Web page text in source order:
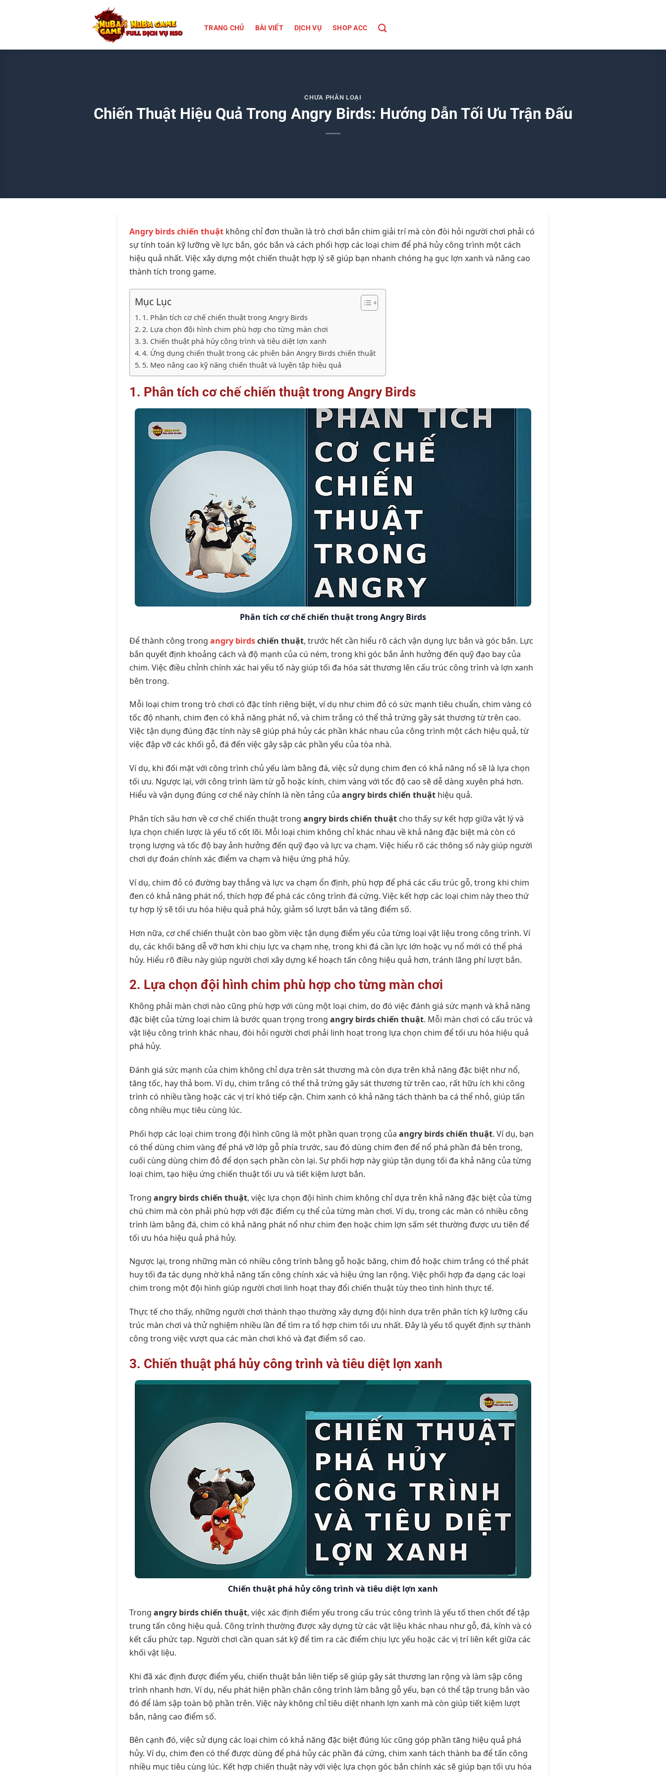
TRANG CHỦ BÀI VIẾT DỊCH VỤ SHOP ACC
CHƯA PHÂN LOẠI
Chiến Thuật Hiệu Quả Trong Angry Birds: Hướng Dẫn Tối Ưu Trận Đấu
Angry birds chiến thuật không chỉ đơn thuần là trò chơi bắn chim giải trí mà còn đòi hỏi người chơi phải có
sự tính toán kỹ lưỡng về lực bắn, góc bắn và cách phối hợp các loại chim để phá hủy công trình một cách
hiệu quả nhất. Việc xây dựng một chiến thuật hợp lý sẽ giúp bạn nhanh chóng hạ gục lợn xanh và nâng cao
thành tích trong game.
Mục Lục
1. Phân tích cơ chế chiến thuật trong Angry Birds
2. Lựa chọn đội hình chim phù hợp cho từng màn chơi
3. Chiến thuật phá hủy công trình và tiêu diệt lợn xanh
4. Ứng dụng chiến thuật trong các phiên bản Angry Birds chiến thuật
5. Mẹo nâng cao kỹ năng chiến thuật và luyện tập hiệu quả
1. Phân tích cơ chế chiến thuật trong Angry Birds
Phân tích cơ chế chiến thuật trong Angry Birds
Để thành công trong angry birdschiến thuật, trước hết cần hiểu rõ cách vận dụng lực bắn và góc bắn. Lực
bắn quyết định khoảng cách và độ mạnh của cú ném, trong khi góc bắn ảnh hưởng đến quỹ đạo bay của
chim. Việc điều chỉnh chính xác hai yếu tố này giúp tối đa hóa sát thương lên cấu trúc công trình và lợn xanh
bên trong.
Mỗi loại chim trong trò chơi có đặc tính riêng biệt, ví dụ như chim đỏ có sức mạnh tiêu chuẩn, chim vàng có
tốc độ nhanh, chim đen có khả năng phát nổ, và chim trắng có thể thả trứng gây sát thương từ trên cao.
Việc tận dụng đúng đặc tính này sẽ giúp phá hủy các phần khác nhau của công trình một cách hiệu quả, từ
việc đập vỡ các khối gỗ, đá đến việc gây sập các phần yếu của tòa nhà.
Ví dụ, khi đối mặt với công trình chủ yếu làm bằng đá, việc sử dụng chim đen có khả năng nổ sẽ là lựa chọn
tối ưu. Ngược lại, với công trình làm từ gỗ hoặc kính, chim vàng với tốc độ cao sẽ dễ dàng xuyên phá hơn.
Hiểu và vận dụng đúng cơ chế này chính là nền tảng của angry birds chiến thuật hiệu quả.
Phân tích sâu hơn về cơ chế chiến thuật trong angry birds chiến thuật cho thấy sự kết hợp giữa vật lý và
lựa chọn chiến lược là yếu tố cốt lõi. Mỗi loại chim không chỉ khác nhau về khả năng đặc biệt mà còn có
trọng lượng và tốc độ bay ảnh hưởng đến quỹ đạo và lực va chạm. Việc hiểu rõ các thông số này giúp người
chơi dự đoán chính xác điểm va chạm và hiệu ứng phá hủy.
Ví dụ, chim đỏ có đường bay thẳng và lực va chạm ổn định, phù hợp để phá các cấu trúc gỗ, trong khi chim
đen có khả năng phát nổ, thích hợp để phá các công trình đá cứng. Việc kết hợp các loại chim này theo thứ
tự hợp lý sẽ tối ưu hóa hiệu quả phá hủy, giảm số lượt bắn và tăng điểm số.
Hơn nữa, cơ chế chiến thuật còn bao gồm việc tận dụng điểm yếu của từng loại vật liệu trong công trình. Ví
dụ, các khối băng dễ vỡ hơn khi chịu lực va chạm nhẹ, trong khi đá cần lực lớn hoặc vụ nổ mới có thể phá
hủy. Hiểu rõ điều này giúp người chơi xây dựng kế hoạch tấn công hiệu quả hơn, tránh lãng phí lượt bắn.
2. Lựa chọn đội hình chim phù hợp cho từng màn chơi
Không phải màn chơi nào cũng phù hợp với cùng một loại chim, do đó việc đánh giá sức mạnh và khả năng
đặc biệt của từng loại chim là bước quan trọng trong angry birds chiến thuật. Mỗi màn chơi có cấu trúc và
vật liệu công trình khác nhau, đòi hỏi người chơi phải linh hoạt trong lựa chọn chim để tối ưu hóa hiệu quả
phá hủy.
Đánh giá sức mạnh của chim không chỉ dựa trên sát thương mà còn dựa trên khả năng đặc biệt như nổ,
tăng tốc, hay thả bom. Ví dụ, chim trắng có thể thả trứng gây sát thương từ trên cao, rất hữu ích khi công
trình có nhiều tầng hoặc các vị trí khó tiếp cận. Chim xanh có khả năng tách thành ba cá thể nhỏ, giúp tấn
công nhiều mục tiêu cùng lúc.
Phối hợp các loại chim trong đội hình cũng là một phần quan trọng của angry birds chiến thuật. Ví dụ, bạn
có thể dùng chim vàng để phá vỡ lớp gỗ phía trước, sau đó dùng chim đen để nổ phá phần đá bên trong,
cuối cùng dùng chim đỏ để dọn sạch phần còn lại. Sự phối hợp này giúp tận dụng tối đa khả năng của từng
loại chim, tạo hiệu ứng chiến thuật tối ưu và tiết kiệm lượt bắn.
Trong angry birds chiến thuật, việc lựa chọn đội hình chim không chỉ dựa trên khả năng đặc biệt của từng
chú chim mà còn phải phù hợp với đặc điểm cụ thể của từng màn chơi. Ví dụ, trong các màn có nhiều công
trình làm bằng đá, chim có khả năng phát nổ như chim đen hoặc chim lợn sấm sét thường được ưu tiên để
tối ưu hóa hiệu quả phá hủy.
Ngược lại, trong những màn có nhiều công trình bằng gỗ hoặc băng, chim đỏ hoặc chim trắng có thể phát
huy tối đa tác dụng nhờ khả năng tấn công chính xác và hiệu ứng lan rộng. Việc phối hợp đa dạng các loại
chim trong một đội hình giúp người chơi linh hoạt thay đổi chiến thuật tùy theo tình hình thực tế.
Thực tế cho thấy, những người chơi thành thạo thường xây dựng đội hình dựa trên phân tích kỹ lưỡng cấu
trúc màn chơi và thử nghiệm nhiều lần để tìm ra tổ hợp chim tối ưu nhất. Đây là yếu tố quyết định sự thành
công trong việc vượt qua các màn chơi khó và đạt điểm số cao.
3. Chiến thuật phá hủy công trình và tiêu diệt lợn xanh
Chiến thuật phá hủy công trình và tiêu diệt lợn xanh
Trong angry birds chiến thuật, việc xác định điểm yếu trong cấu trúc công trình là yếu tố then chốt để tập
trung tấn công hiệu quả. Công trình thường được xây dựng từ các vật liệu khác nhau như gỗ, đá, kính và có
kết cấu phức tạp. Người chơi cần quan sát kỹ để tìm ra các điểm chịu lực yếu hoặc các vị trí liên kết giữa các
khối vật liệu.
Khi đã xác định được điểm yếu, chiến thuật bắn liên tiếp sẽ giúp gây sát thương lan rộng và làm sập công
trình nhanh hơn. Ví dụ, nếu phát hiện phần chân công trình làm bằng gỗ yếu, bạn có thể tập trung bắn vào
đó để làm sập toàn bộ phần trên. Việc này không chỉ tiêu diệt nhanh lợn xanh mà còn giúp tiết kiệm lượt
bắn, nâng cao điểm số.
Bên cạnh đó, việc sử dụng các loại chim có khả năng đặc biệt đúng lúc cũng góp phần tăng hiệu quả phá
hủy. Ví dụ, chim đen có thể được dùng để phá hủy các phần đá cứng, chim xanh tách thành ba để tấn công
nhiều mục tiêu cùng lúc. Kết hợp chiến thuật này với việc lựa chọn góc bắn chính xác sẽ giúp bạn tối ưu hóa